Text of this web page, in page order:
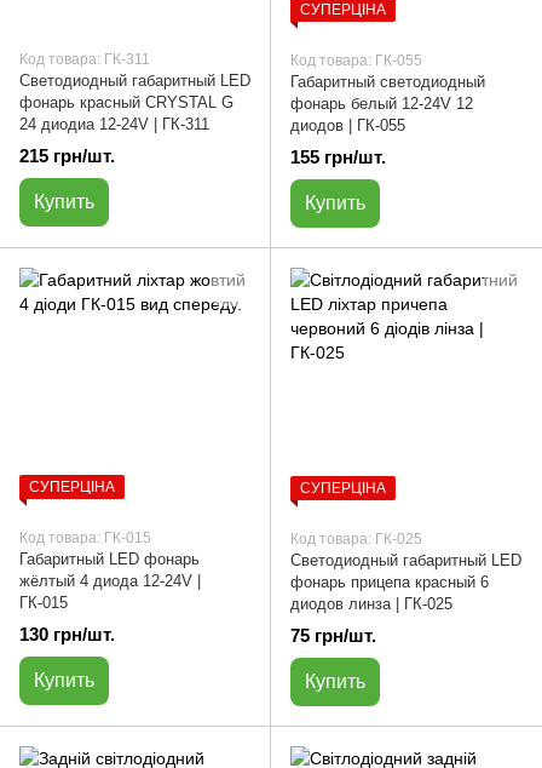
Код товара: ГК-311
Светодиодный габаритный LED
фонарь красный CRYSTAL G
24 диодиа 12-24V | ГК-311
215 грн/шт.
Купить
СУПЕРЦІНА
Код товара: ГК-055
Габаритный светодиодный
фонарь белый 12-24V 12
диодов | ГК-055
155 грн/шт.
Купить
СУПЕРЦІНА
Код товара: ГК-015
Габаритный LED фонарь
жёлтый 4 диода 12-24V |
ГК-015
130 грн/шт.
Купить
СУПЕРЦІНА
Код товара: ГК-025
Светодиодный габаритный LED
фонарь прицепа красный 6
диодов линза | ГК-025
75 грн/шт.
Купить